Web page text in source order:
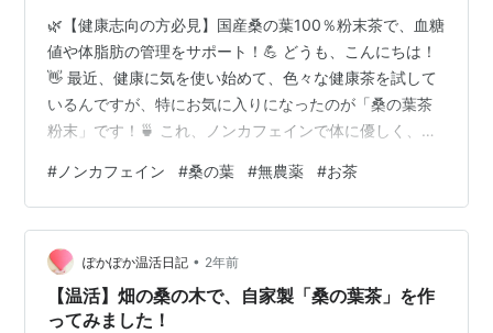
🌿【健康志向の方必見】国産桑の葉100％粉末茶で、血糖
値や体脂肪の管理をサポート！💪 どうも、こんにちは！
👋 最近、健康に気を使い始めて、色々な健康茶を試して
いるんですが、特にお気に入りになったのが「桑の葉茶
粉末」です！🍵 これ、ノンカフェインで体に優しく、無
や血糖値をコントロールしたい方にもピッタリ。毎日の
食事と一緒に飲むだけで、健康維持ができるのが嬉しい
ですね！👍 🍃桑の葉茶の魅力とは？ ノンカフェインだか
ら、カフェインが気になる方でもOK！寝る前でも安心し
て飲めるのが嬉しい。🛌 糖の吸収を抑え、脂肪の蓄積を
防ぐと言われていて、ダイエットに…
#ノンカフェイン #桑の葉 #無農薬 #お茶
ぽかぽか温活日記 • 2年前
【温活】畑の桑の木で、自家製「桑の葉茶」を作
ってみました！